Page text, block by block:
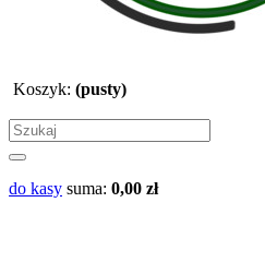
Koszyk: (pusty)
do kasy suma: 0,00 zł